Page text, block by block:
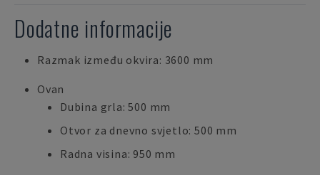
Dodatne informacije
Razmak između okvira: 3600 mm
Ovan
Dubina grla: 500 mm
Otvor za dnevno svjetlo: 500 mm
Radna visina: 950 mm